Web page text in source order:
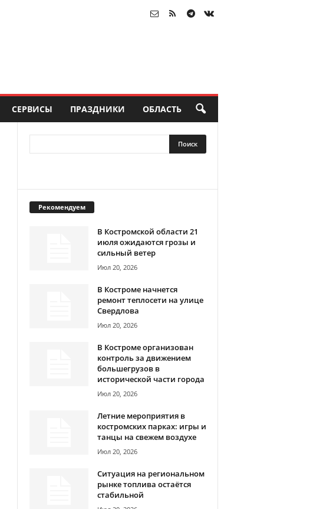
СЕРВИСЫ ПРАЗДНИКИ ОБЛАСТЬ
Рекомендуем
В Костромской области 21
июля ожидаются грозы и
сильный ветер
Июл 20, 2026
В Костроме начнется
ремонт теплосети на улице
Свердлова
Июл 20, 2026
В Костроме организован
контроль за движением
большегрузов в
исторической части города
Июл 20, 2026
Летние мероприятия в
костромских парках: игры и
танцы на свежем воздухе
Июл 20, 2026
Ситуация на региональном
рынке топлива остаётся
стабильной